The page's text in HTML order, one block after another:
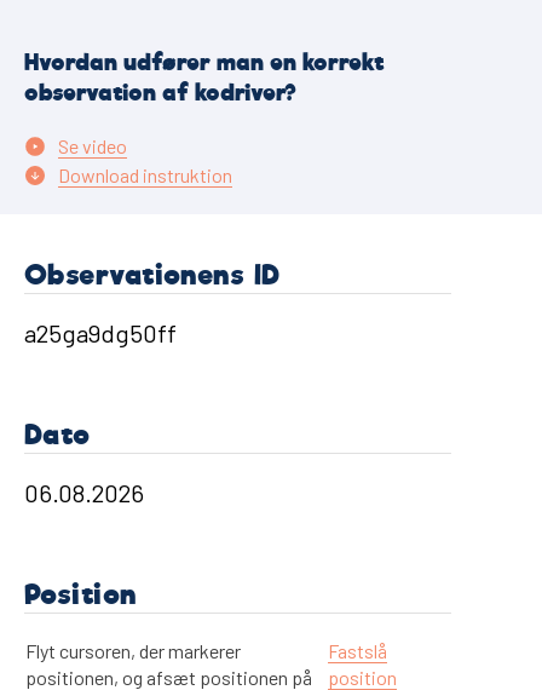
Hvordan udfører man en korrekt
observation af kodriver?
Se video
Download instruktion
Observationens ID
Dato
Position
Flyt cursoren, der markerer
positionen, og afsæt positionen på
Fastslå
position